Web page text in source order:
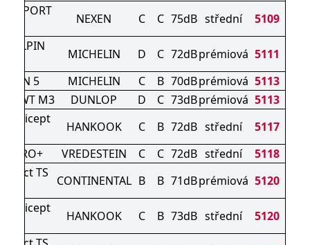
SPORT
NEXEN C C 75dB střední
5109
ALPIN
MICHELIN D C 72dBprémiová 5111
5
MICHELIN C B 70dBprémiová 5113
WT M3
DUNLOP D C 73dBprémiová 5113
icept
HANKOOK C B 72dB střední
5117
PRO+
VREDESTEIN C C 72dB střední
5118
TS
CONTINENTAL B B 71dBprémiová 5120
icept
HANKOOK C B 73dB střední
5120